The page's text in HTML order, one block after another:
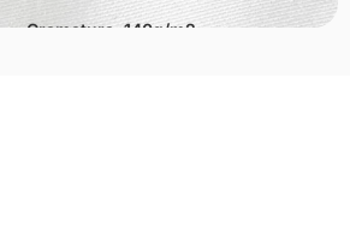
Gramatura: 140g/m2